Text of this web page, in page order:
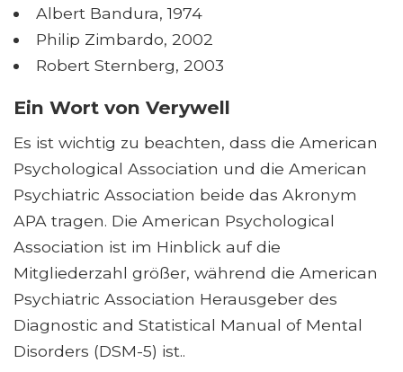
Albert Bandura, 1974
Philip Zimbardo, 2002
Robert Sternberg, 2003
Ein Wort von Verywell
Es ist wichtig zu beachten, dass die American
Psychological Association und die American
Psychiatric Association beide das Akronym
APA tragen. Die American Psychological
Association ist im Hinblick auf die
Mitgliederzahl größer, während die American
Psychiatric Association Herausgeber des
Diagnostic and Statistical Manual of Mental
Disorders (DSM-5) ist..